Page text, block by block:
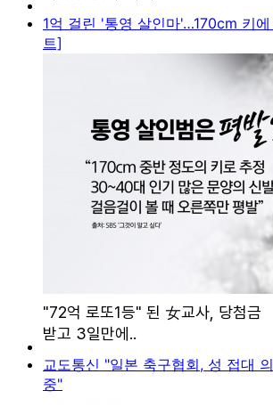
1억 걸린 '통영 살인마'…170cm 키
트]
교도통신 "일본 축구협회, 성 접대
중"